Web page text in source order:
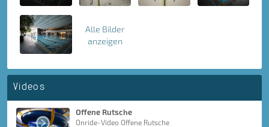
Alle Bilder
anzeigen
Videos
Offene Rutsche
Onride-Video Offene Rutsche